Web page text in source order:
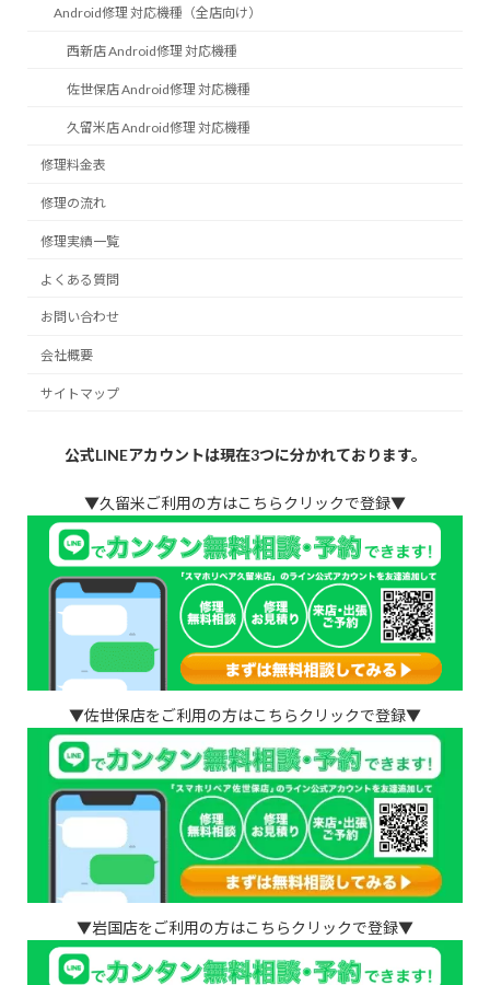
Android修理 対応機種（全店向け）
西新店 Android修理 対応機種
佐世保店 Android修理 対応機種
久留米店 Android修理 対応機種
修理料金表
修理の流れ
修理実績一覧
よくある質問
お問い合わせ
会社概要
サイトマップ
公式LINEアカウントは現在3つに分かれております。
▼久留米ご利用の方はこちらクリックで登録▼
▼佐世保店をご利用の方はこちらクリックで登録▼
▼岩国店をご利用の方はこちらクリックで登録▼